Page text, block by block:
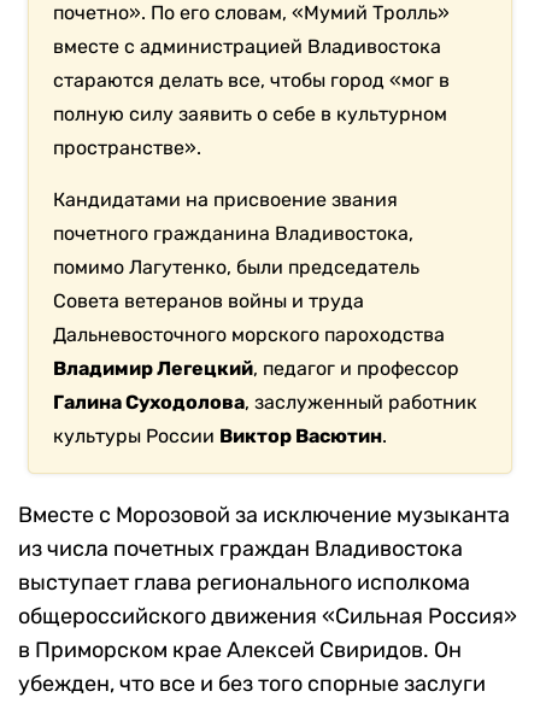
почетно». По его словам, «Мумий Тролль»
вместе с администрацией Владивостока
стараются делать все, чтобы город «мог в
полную силу заявить о себе в культурном
пространстве».
Кандидатами на присвоение звания
почетного гражданина Владивостока,
помимо Лагутенко, были председатель
Совета ветеранов войны и труда
Дальневосточного морского пароходства
Владимир Легецкий, педагог и профессор
Галина Суходолова, заслуженный работник
культуры России Виктор Васютин.
Вместе с Морозовой за исключение музыканта
из числа почетных граждан Владивостока
выступает глава регионального исполкома
общероссийского движения «Сильная Россия»
в Приморском крае Алексей Свиридов. Он
убежден, что все и без того спорные заслуги